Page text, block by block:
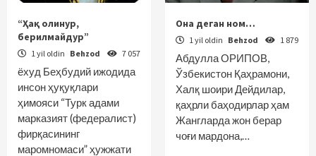
“Ҳақ олинур,
берилмайдур”
1 yil oldin Behzod 7 057
ёхуд Беҳбудий ижодида
инсон ҳуқуқлари
ҳимояси “Турк адами
марказият (федералист)
фирқасининг
маромномаси” ҳужжати
Она деган ном…
1 yil oldin Behzod 1 879
Абдулла ОРИПОВ,
Ўзбекистон Қаҳрамони,
Халқ шоири Дейдилар,
қаҳрли баҳодирлар ҳам
Жангларда жон берар
чоғи мардона,…